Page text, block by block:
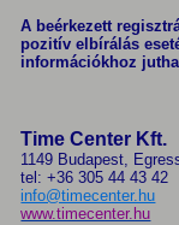
A beérkezett
pozitív elbírálás
információkhoz
Time Center Kft.
1149 Budapest,
tel: +36 305 44 43 42
info@timecenter.hu
www.timecenter.hu